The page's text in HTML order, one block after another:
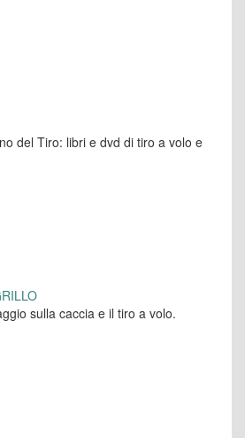
del Tiro: libri e dvd di tiro a volo e
sulla caccia e il tiro a volo.